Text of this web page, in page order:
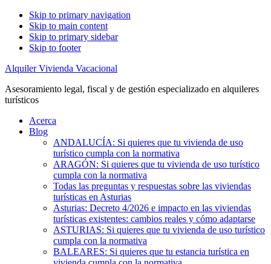
Skip to primary navigation
Skip to main content
Skip to primary sidebar
Skip to footer
Alquiler Vivienda Vacacional
Asesoramiento legal, fiscal y de gestión especializado en alquileres
turísticos
Acerca
Blog
ANDALUCÍA: Si quieres que tu vivienda de uso
turístico cumpla con la normativa
ARAGÓN: Si quieres que tu vivienda de uso turístico
cumpla con la normativa
Todas las preguntas y respuestas sobre las viviendas
turísticas en Asturias
Asturias: Decreto 4/2026 e impacto en las viviendas
turísticas existentes: cambios reales y cómo adaptarse
ASTURIAS: Si quieres que tu vivienda de uso turístico
cumpla con la normativa
BALEARES: Si quieres que tu estancia turística en